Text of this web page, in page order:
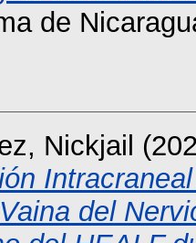
de
Nickjail
del